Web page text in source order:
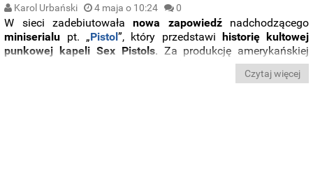
Karol Urbański 4 maja o 10:24 0
W sieci zadebiutowałanowa zapowiedźnadchodzącego
miniserialu pt. „Pistol ”, który przedstawi
historię kultowej
punkowej kapeli Sex Pistols. Za produkcję amerykańskiej
(„Trainspotting”. Slumdog.
„Milioner z ulicy”), który czuwa nad projektem jakoreżyser
Czytaj więcej